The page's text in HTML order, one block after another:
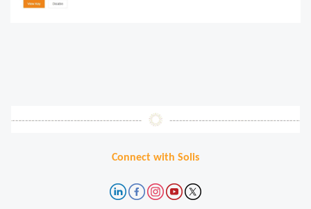
Connect with Solis